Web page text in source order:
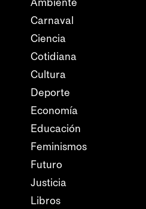
Carnaval
Ciencia
Cotidiana
Cultura
Deporte
Economía
Educación
Feminismos
Futuro
Justicia
Libros